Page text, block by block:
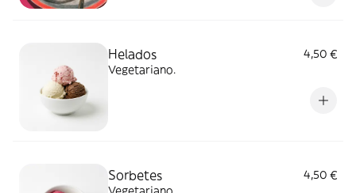
Helados
4,50 €
Vegetariano.
Sorbetes
4,50 €